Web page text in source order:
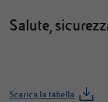
Salute,
Scarica la tabella